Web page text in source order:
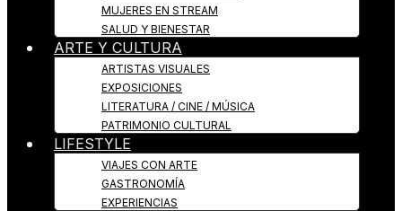
MUJERES EN STREAM
SALUD Y BIENESTAR
ARTE Y CULTURA
ARTISTAS VISUALES
EXPOSICIONES
LITERATURA / CINE / MÚSICA
PATRIMONIO CULTURAL
LIFESTYLE
VIAJES CON ARTE
GASTRONOMÍA
EXPERIENCIAS